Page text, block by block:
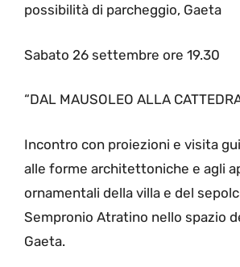
possibilità di parcheggio, Gaeta
Sabato 26 settembre ore 19.30
“DAL MAUSOLEO ALLA
Incontro con proiezioni e visita
alle forme architettoniche e agli
ornamentali della villa e del
Sempronio Atratino nello spazio
Gaeta.